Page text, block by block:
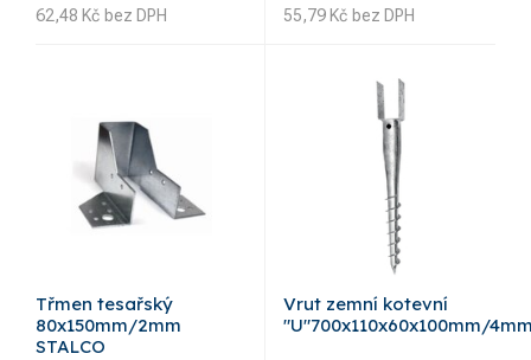
62,48 Kč bez DPH 55,79 Kč bez DPH
Třmen tesařský
80x150mm/2mm
STALCO
Vrut zemní kotevní
"U"700x110x60x100mm/